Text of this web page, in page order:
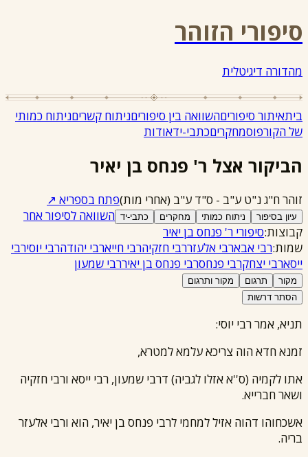
סיפורי הזוהר
מהדורה דיגיטלית
ביתאיתור סיפוריםהשוואה בין סיפוריםניתוח קשריםניתוח כמותי
של הקורפוסמחקריםכתבי-ידאודות
הביקור אצל ר' פנחס בן יאיר
זוהר ח"ג נ"ט ע"ב - ס"ד ע"ב (אחרי מות)פתח בספריא ↗
עיון בסיפור ניתוח כמותי מחקרים כתבי-יד השוואה לסיפור אחר
קבוצות:סיפורי ר' פנחס בן יאיר
שמות:רבי אבארבי אלעזררבי חזקיהרבי חייארבי יהודהרבי יוסירבי
ייסארבי יצחקרבי פנחסרבי פנחס בן יאיררבי שמעון
מקור תרגום
מקור ותרגום
הסתר דרשות
תניא, אמררבי יוסי:
זמנא חדא הוה צריכא עלמא למטרא,
אתו לקמיה (ס''א אזלו לגביה) דרבי שמעון, רבי ייסא ורבי חזקיה
ושאר חברייא.
אשכחוהו דהוה אזיל למחמי לרבי פנחס בן יאיר, הוא ורבי אלעזר
בריה.